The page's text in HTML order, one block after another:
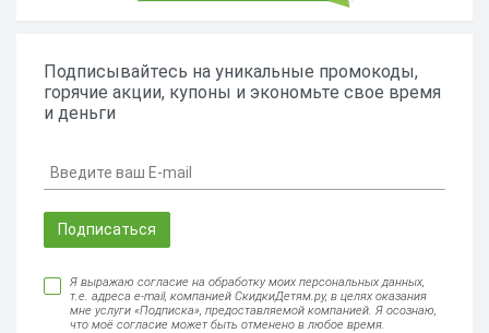
Подписывайтесь на уникальные промокоды,
горячие акции, купоны и экономьте свое время
и деньги
Подписаться
Я выражаю согласие на обработку моих персональных данных,
т.е. адреса e-mail, компанией СкидкиДетям.ру, в целях оказания
мне услуги «Подписка», предоставляемой компанией. Я осознаю,
что моё согласие может быть отменено в любое время.